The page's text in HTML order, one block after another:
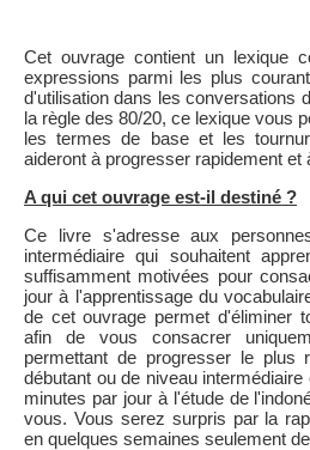
Cet ouvrage contient un lexique
expressions parmi les plus
d'utilisation dans les conversations
la règle des 80/20, ce lexique vous
les termes de base et les
aideront à progresser rapidement et
A qui cet ouvrage est-il destiné ?
Ce livre s'adresse aux
intermédiaire qui souhaitent
suffisamment motivées pour
jour à l'apprentissage du
de cet ouvrage permet d'éliminer
afin de vous consacrer
permettant de progresser le plus
débutant ou de niveau
minutes par jour à l'étude de
vous. Vous serez surpris par la
en quelques semaines seulement